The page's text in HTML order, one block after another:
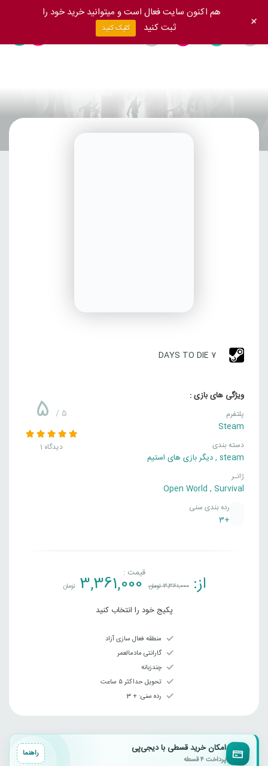
7 DAYS TO DIE
ویژگی های بازی :
پلتفرم
Steam
دسته بندی
steam
,دیگر بازی های استیم
ژانـر
Open World , Survival
رده بندی سنی
+3
5 / 5
1 دیدگاه
قیمت : از:3,361,000تومان 3,361,000 تومان
پکیج خود را انتخاب کنید
منطقه فعال سازی آزاد
گارانتی مادمالعمر
چندزبانه
تحویل حداکثر ۵ ساعت
رده سنی‌: + 3
امکان خرید قسطی با دیجی‌پی
پرداخت ۴ قسطه
راهنما
هم اکنون سایت فعال است و میتوانید خرید خود را
ثبت کنید
کلیک کنید +